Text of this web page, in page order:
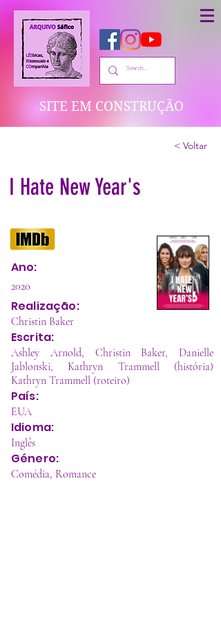
SITE EM CONSTRUÇÃO
< Voltar
I Hate New Year's
Ano:
2020
Realização:
Christin Baker
Escrita:
Ashley Arnold, Christin Baker, Danielle
Jablonski, Kathryn Trammell (história)
Kathryn Trammell (roteiro)
País:
EUA
Idioma:
Inglês
Género:
Comédia, Romance